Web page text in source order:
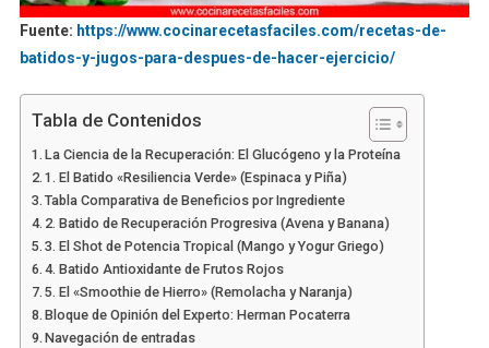
Fuente: https://www.cocinarecetasfaciles.com/recetas-de-
batidos-y-jugos-para-despues-de-hacer-ejercicio/
Tabla de Contenidos
La Ciencia de la Recuperación: El Glucógeno y la Proteína
1. El Batido «Resiliencia Verde» (Espinaca y Piña)
Tabla Comparativa de Beneficios por Ingrediente
2. Batido de Recuperación Progresiva (Avena y Banana)
3. El Shot de Potencia Tropical (Mango y Yogur Griego)
4. Batido Antioxidante de Frutos Rojos
5. El «Smoothie de Hierro» (Remolacha y Naranja)
Bloque de Opinión del Experto: Herman Pocaterra
Navegación de entradas